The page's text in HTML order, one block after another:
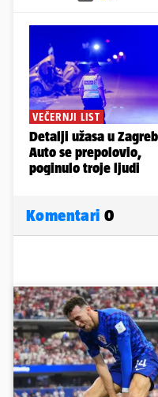
Komentari 0